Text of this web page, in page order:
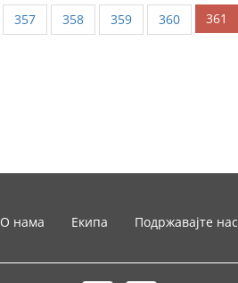
357 358 359 360 361
О нама Екипа Подржавајте нас